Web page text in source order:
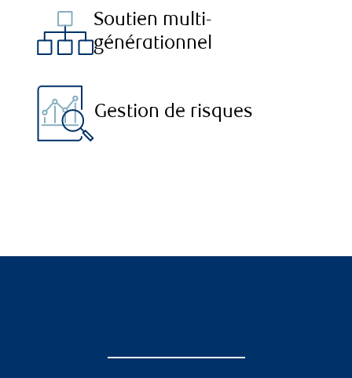
Soutien multi-
générationnel
Gestion de risques